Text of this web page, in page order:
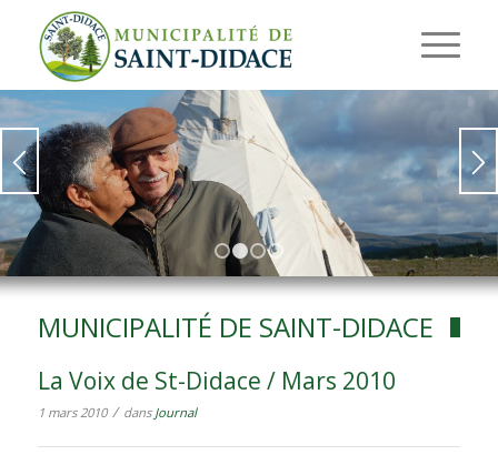
2 3 4
MUNICIPALITÉ DE SAINT-DIDACE
La Voix de St-Didace / Mars 2010
1 mars 2010 / dans Journal